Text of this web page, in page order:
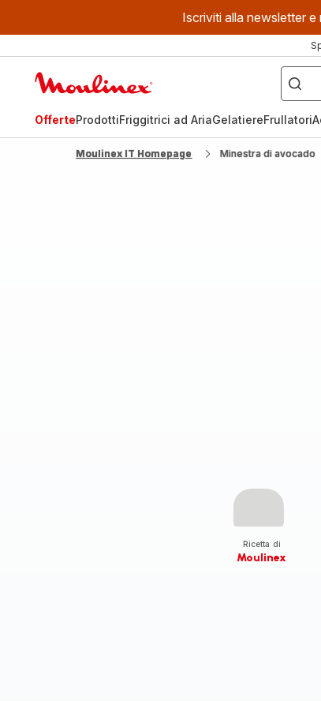
Iscriviti alla newsletter
Cosa
stai
cercando?
OfferteProdottiFriggitrici ad AriaGelatiereFrullatori
Moulinex IT Homepage Minestra di avocado
Ricetta di
Moulinex